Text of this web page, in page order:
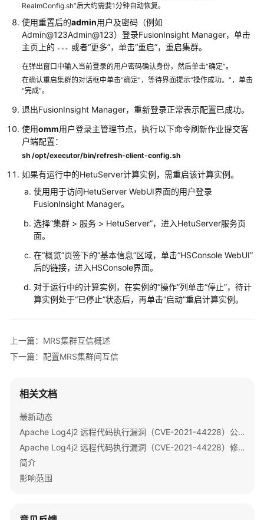
集
群
系
统
名
置
MRS
群
互
信
配
集
群
间
互
访
问
MRS
集
RealmConfig.sh”后大约需要1分钟自动恢复。
使用重置后的admin用户及密码（例如
Admin@123Admin@123）登录FusionInsight Manager，单击
主页上的
或者“更多”，单击“重启”，重启集群。
在弹出窗口中输入当前登录的用户密码确认身份，然后单击“确定”。
在确认重启集群的对话框中单击“确定”，等待界面提示“操作成功。”，单击
“完成”。
退出FusionInsight Manager，重新登录正常表示配置已成功。
使用omm用户登录主管理节点，执行以下命令刷新作业提交客
户端配置：
sh /opt/executor/bin/refresh-client-config.sh
如果有运行中的HetuServer计算实例，需重启该计算实例。
使用用于访问HetuServer WebUI界面的用户登录
FusionInsight Manager。
选择“集群 > 服务 > HetuServer”，进入HetuServer服务页
面。
在“概览”页签下的“基本信息”区域，单击“HSConsole WebUI”
后的链接，进入HSConsole界面。
对于运行中的计算实例，在实例的“操作”列单击“停止”，待计
算实例处于“已停止”状态后，再单击“启动”重启计算实例。
上一篇：MRS集群互信概述
下一篇：配置MRS集群间互信
相关文档
最新动态
Apache Log4j2 远程代码执行漏洞（CVE-2021-44228）公告
Apache Log4j2 远程代码执行漏洞（CVE-2021-44228）修复指导
简介
影响范围